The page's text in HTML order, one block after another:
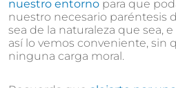
nuestro entorno para que
nuestro necesario paréntesis
sea de la naturaleza que sea,
así lo vemos conveniente, sin
ninguna carga moral.